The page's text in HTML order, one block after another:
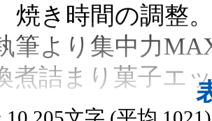
羽田空港』 が
は岸恵子に似て
_)m 話した事は
焼き時間の調整
筆より集中力
煮詰まり菓子エ
ルメ, お菓子作り, 現実